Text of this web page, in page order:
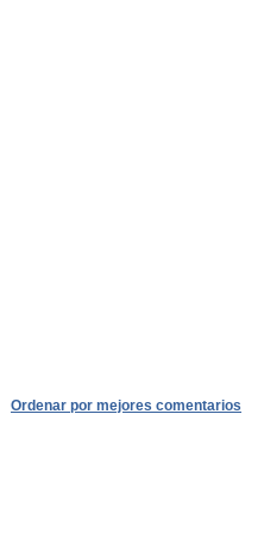
Ordenar por mejores comentarios